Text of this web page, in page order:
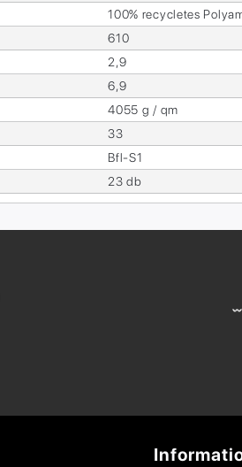
100% re­cy­cle­tes
610
2,9
6,9
4055 g / qm
33
Bfl-S1
23 db